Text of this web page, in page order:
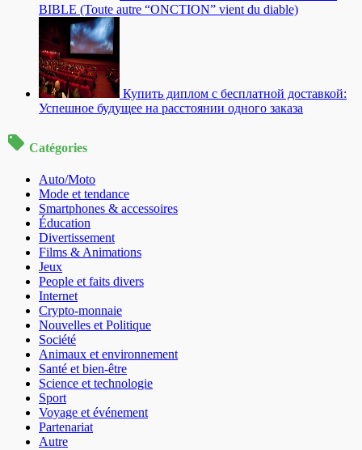
BIBLE (Toute autre “ONCTION” vient du diable)
Купить диплом с бесплатной доставкой:
Успешное будущее на расстоянии одного заказа
Catégories
Auto/Moto
Mode et tendance
Smartphones & accessoires
Éducation
Divertissement
Films & Animations
Jeux
People et faits divers
Internet
Crypto-monnaie
Nouvelles et Politique
Société
Animaux et environnement
Santé et bien-être
Science et technologie
Sport
Voyage et événement
Partenariat
Autre